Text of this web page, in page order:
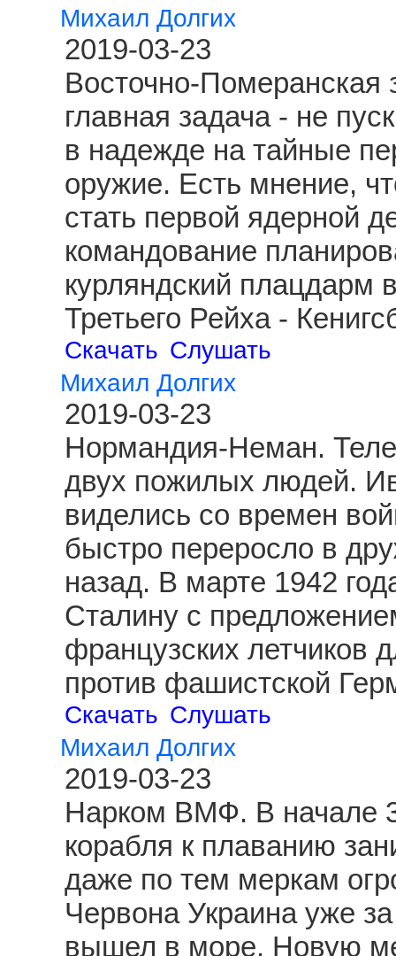
Михаил Долгих
2019-03-23
Восточно-Померанская
главная задача - не
в надежде на тайные
оружие. Есть мнение,
стать первой ядерной
командование
курляндский плацдарм
Третьего Рейха -
Скачать Слушать
Михаил Долгих
2019-03-23
Нормандия-Неман.
двух пожилых людей.
виделись со времен
быстро переросло в
назад. В марте 1942
Сталину с
французских летчиков
против фашистской
Скачать Слушать
Михаил Долгих
2019-03-23
Нарком ВМФ. В начале
корабля к плаванию
даже по тем меркам
Червона Украина уже
вышел в море. Новую